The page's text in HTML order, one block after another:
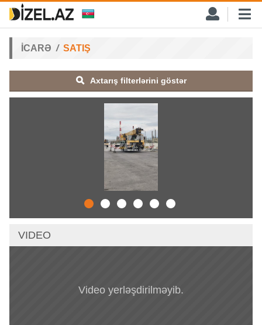
İCARƏ SATIŞ
Axtarış filterlərini göstər
VIDEO
Video yerləşdirilməyib.